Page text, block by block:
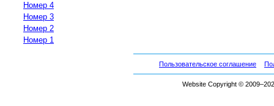
Номер 4
Номер 3
Номер 2
Номер 1
Пользовательское соглашение
Website Copyright ©